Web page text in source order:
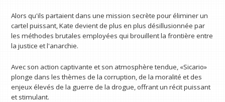
Alors qu'ils partaient dans une mission secrète pour éliminer un
cartel puissant, Kate devient de plus en plus désillusionnée par
les méthodes brutales employées qui brouillent la frontière entre
la justice et l'anarchie.
Avec son action captivante et son atmosphère tendue, «Sicario»
plonge dans les thèmes de la corruption, de la moralité et des
enjeux élevés de la guerre de la drogue, offrant un récit puissant
et stimulant.